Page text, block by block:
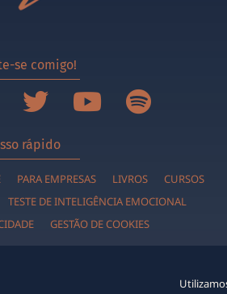
se comigo!
rápido
PARA EMPRESAS LIVROS
CURSOS
TESTE DE INTELIGÊNCIA EMOCIONAL
GESTÃO DE COOKIES